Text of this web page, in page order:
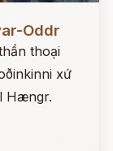
Oddr
thoại
xứ
Hængr.